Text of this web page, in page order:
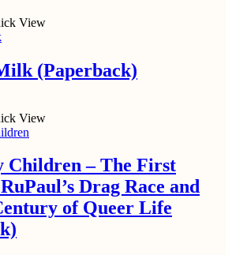
View
(Paperback)
View
Children – The First
Drag Race and
of Queer Life